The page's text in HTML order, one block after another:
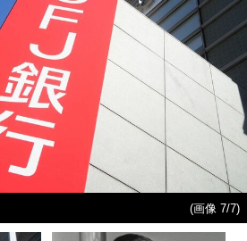
(画像 7/7)